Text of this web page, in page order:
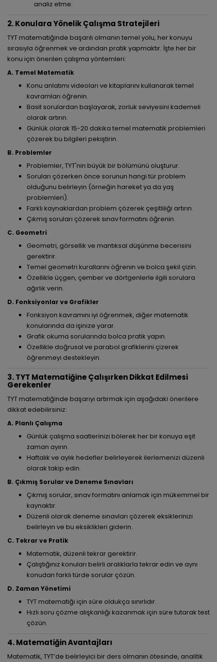
analiz etme.
2. Konulara Yönelik Çalışma Stratejileri
TYT matematiğinde başarılı olmanın temel yolu, her konuyu
sırasıyla öğrenmek ve ardından pratik yapmaktır. İşte her bir
konu için önerilen çalışma yöntemleri:
A. Temel Matematik
Konu anlatımı videoları ve kitaplarını kullanarak temel
kavramları öğrenin.
Basit sorulardan başlayarak, zorluk seviyesini kademeli
olarak artırın.
Günlük olarak 15-20 dakika temel matematik problemleri
çözerek bu bilgileri pekiştirin.
B. Problemler
Problemler, TYT'nin büyük bir bölümünü oluşturur.
Soruları çözerken önce sorunun hangi tür problem
olduğunu belirleyin (örneğin hareket ya da yaş
problemleri).
Farklı kaynaklardan problem çözerek çeşitliliği artırın.
Çıkmış soruları çözerek sınav formatını öğrenin.
C. Geometri
Geometri, görsellik ve mantıksal düşünme becerisini
gerektirir.
Temel geometri kurallarını öğrenin ve bolca şekil çizin.
Özellikle üçgen, çember ve dörtgenlerle ilgili sorulara
ağırlık verin.
D. Fonksiyonlar ve Grafikler
Fonksiyon kavramını iyi öğrenmek, diğer matematik
konularında da işinize yarar.
Grafik okuma sorularında bolca pratik yapın.
Özellikle doğrusal ve parabol grafiklerini çizerek
öğrenmeyi destekleyin.
3. TYT Matematiğine Çalışırken Dikkat Edilmesi
Gerekenler
TYT matematiğinde başarıyı artırmak için aşağıdaki önerilere
dikkat edebilirsiniz:
A. Planlı Çalışma
Günlük çalışma saatlerinizi bölerek her bir konuya eşit
zaman ayırın.
Haftalık ve aylık hedefler belirleyerek ilerlemenizi düzenli
olarak takip edin.
B. Çıkmış Sorular ve Deneme Sınavları
Çıkmış sorular, sınav formatını anlamak için mükemmel bir
kaynaktır.
Düzenli olarak deneme sınavları çözerek eksiklerinizi
belirleyin ve bu eksiklikleri giderin.
C. Tekrar ve Pratik
Matematik, düzenli tekrar gerektirir.
Çalıştığınız konuları belirli aralıklarla tekrar edin ve aynı
konudan farklı türde sorular çözün.
D. Zaman Yönetimi
TYT matematiği için süre oldukça sınırlıdır.
Hızlı soru çözme alışkanlığı kazanmak için süre tutarak test
çözün.
4. Matematiğin Avantajları
Matematik, TYT’de belirleyici bir ders olmanın ötesinde, analitik